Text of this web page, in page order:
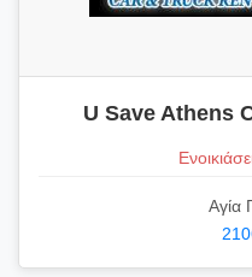
U Save Athens
Αγία